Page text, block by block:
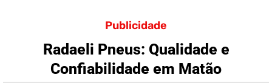
Publicidade
Radaeli Pneus: Qualidade e
Confiabilidade em Matão